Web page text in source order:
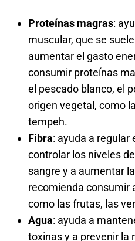
Proteínas magras:
muscular, que se
aumentar el gasto
consumir proteínas
el pescado blanco, el
origen vegetal, como
tempeh.
Fibra: ayuda a regular
controlar los niveles
sangre y a aumentar
recomienda consumir
como las frutas, las
Agua: ayuda a
toxinas y a prevenir la